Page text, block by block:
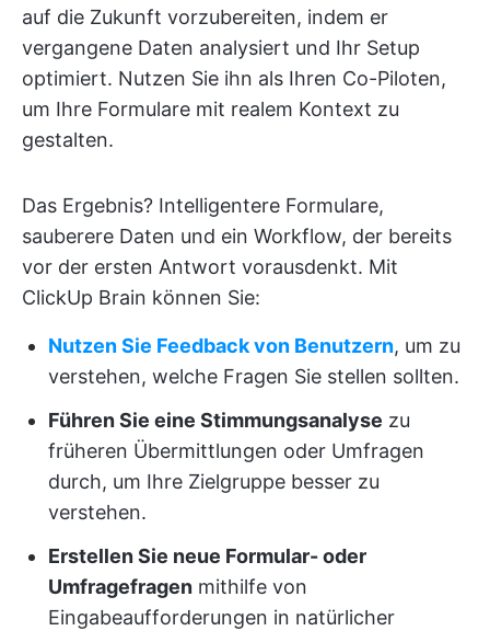
auf die Zukunft vorzubereiten, indem er
vergangene Daten analysiert und Ihr Setup
optimiert. Nutzen Sie ihn als Ihren Co-Piloten,
um Ihre Formulare mit realem Kontext zu
gestalten.
Das Ergebnis? Intelligentere Formulare,
sauberere Daten und ein Workflow, der bereits
vor der ersten Antwort vorausdenkt. Mit
ClickUp Brain können Sie:
Nutzen Sie Feedback von Benutzern, um zu
verstehen, welche Fragen Sie stellen sollten.
Führen Sie eine Stimmungsanalyse zu
früheren Übermittlungen oder Umfragen
durch, um Ihre Zielgruppe besser zu
verstehen.
Erstellen Sie neue Formular- oder
Umfragefragen mithilfe von
Eingabeaufforderungen in natürlicher